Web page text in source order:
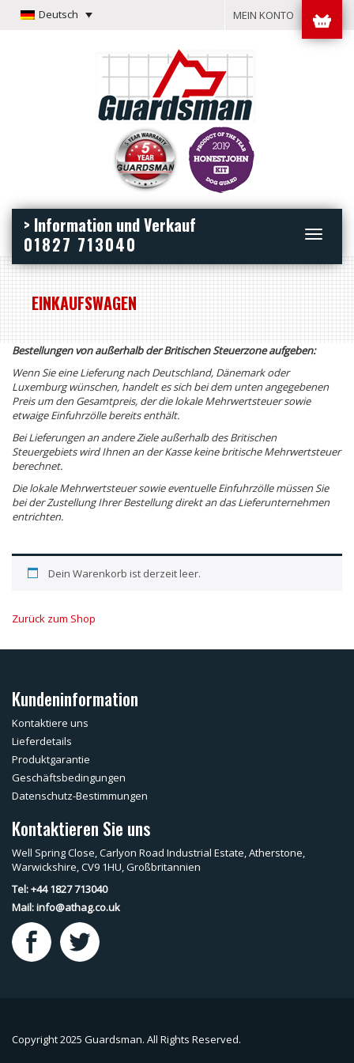
Deutsch MEIN KONTO
Toggle
> Information und Verkauf
01827 713040
EINKAUFSWAGEN
Bestellungen von außerhalb der Britischen Steuerzone aufgeben:
Wenn Sie eine Lieferung nach Deutschland, Dänemark oder
Luxemburg wünschen, handelt es sich bei dem unten angegebenen
Preis um den Gesamtpreis, der die lokale Mehrwertsteuer sowie
etwaige Einfuhrzölle bereits enthält.
Bei Lieferungen an andere Ziele außerhalb des Britischen
Steuergebiets wird Ihnen an der Kasse keine britische Mehrwertsteuer
berechnet.
Die lokale Mehrwertsteuer sowie eventuelle Einfuhrzölle müssen Sie
bei der Zustellung Ihrer Bestellung direkt an das Lieferunternehmen
entrichten.
Dein Warenkorb ist derzeit leer.
Zurück zum Shop
Kundeninformation
Kontaktiere uns
Lieferdetails
Produktgarantie
Geschäftsbedingungen
Datenschutz-Bestimmungen
Kontaktieren Sie uns
Well Spring Close, Carlyon Road Industrial Estate, Atherstone,
Warwickshire, CV9 1HU, Großbritannien
Tel: +44 1827 713040
Mail:info@athag.co.uk
Copyright 2025 Guardsman. All Rights Reserved.